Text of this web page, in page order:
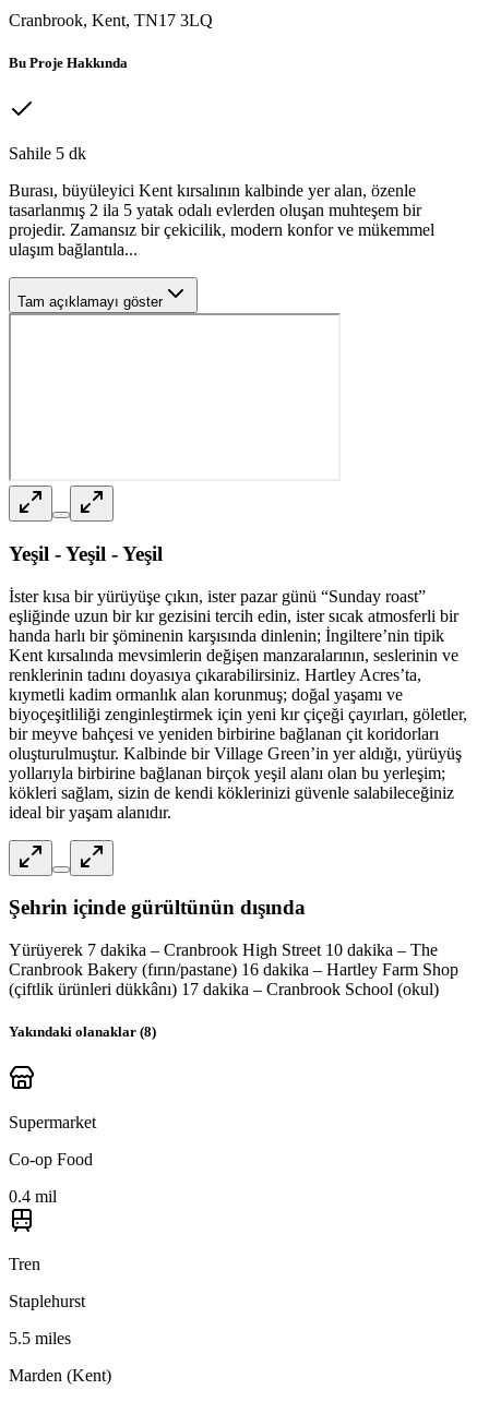
Cranbrook, Kent, TN17 3LQ
Bu Proje Hakkında
Sahile 5 dk
Burası, büyüleyici Kent kırsalının kalbinde yer alan, özenle
tasarlanmış 2 ila 5 yatak odalı evlerden oluşan muhteşem bir
projedir. Zamansız bir çekicilik, modern konfor ve mükemmel
ulaşım bağlantıla...
Tam açıklamayı göster
Yeşil - Yeşil - Yeşil
İster kısa bir yürüyüşe çıkın, ister pazar günü “Sunday roast”
eşliğinde uzun bir kır gezisini tercih edin, ister sıcak atmosferli bir
handa harlı bir şöminenin karşısında dinlenin; İngiltere’nin tipik
Kent kırsalında mevsimlerin değişen manzaralarının, seslerinin ve
renklerinin tadını doyasıya çıkarabilirsiniz. Hartley Acres’ta,
kıymetli kadim ormanlık alan korunmuş; doğal yaşamı ve
biyoçeşitliliği zenginleştirmek için yeni kır çiçeği çayırları, göletler,
bir meyve bahçesi ve yeniden birbirine bağlanan çit koridorları
oluşturulmuştur. Kalbinde bir Village Green’in yer aldığı, yürüyüş
yollarıyla birbirine bağlanan birçok yeşil alanı olan bu yerleşim;
kökleri sağlam, sizin de kendi köklerinizi güvenle salabileceğiniz
ideal bir yaşam alanıdır.
Şehrin içinde gürültünün dışında
Yürüyerek 7 dakika – Cranbrook High Street 10 dakika – The
Cranbrook Bakery (fırın/pastane) 16 dakika – Hartley Farm Shop
(çiftlik ürünleri dükkânı) 17 dakika – Cranbrook School (okul)
Yakındaki olanaklar (8)
Supermarket
Co-op Food
0.4 mil
Tren
Staplehurst
5.5 miles
Marden (Kent)